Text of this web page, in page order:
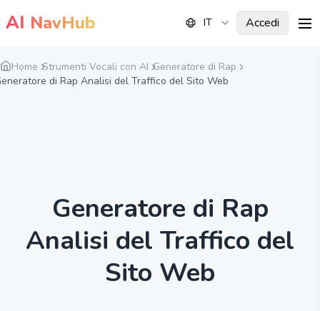
AI NavHub IT Accedi
Home Strumenti Vocali con AI Generatore di Rap
di Rap Analisi del Traffico del Sito Web
Generatore di Rap
Analisi del Traffico del
Sito Web